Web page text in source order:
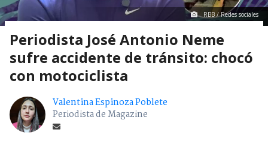
RBB / Redes sociales
Periodista José Antonio Neme
sufre accidente de tránsito: chocó
con motociclista
Valentina Espinoza Poblete
Periodista de Magazine